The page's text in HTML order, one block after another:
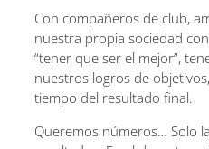
Con compañeros de club,
nuestra propia sociedad
“tener que ser el mejor”,
nuestros logros de
tiempo del resultado final.
Queremos números… Solo